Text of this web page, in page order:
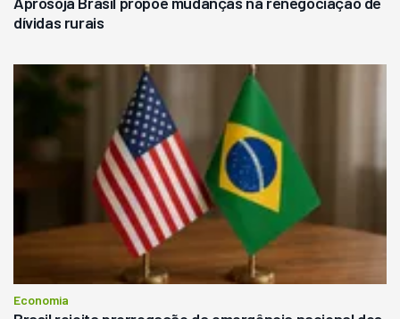
dívidas rurais
Economia